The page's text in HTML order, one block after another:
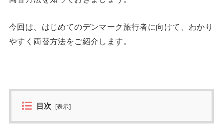
今回は、はじめてのデンマーク旅行者に向けて、わかり
やすく両替方法をご紹介します。
目次 [表示]